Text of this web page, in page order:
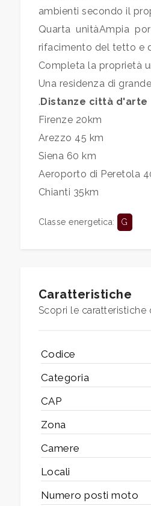
ambienti secondo il
Quarta unitàAmpia
rifacimento del tetto e
Completa la proprietà
Una residenza di
. Distanze città d'arte
Firenze 20km
Arezzo 45 km
Siena 60 km
Aeroporto di Peretola
Chianti 35km
Classe energetica: G
Caratteristiche
Scopri le
Codice
Categoria
CAP
Zona
Camere
Locali
Numero posti moto
Bagni
Camere